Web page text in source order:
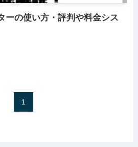
ーの使い方・評判や料金シス
1